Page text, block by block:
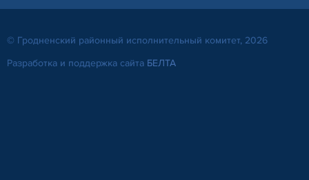
© Гродненский районный исполнительный комитет, 2026
Разработка и поддержка сайта БЕЛТА